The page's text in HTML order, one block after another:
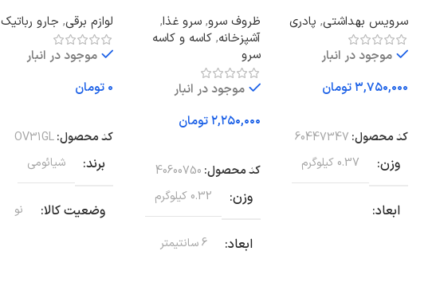
سرویس بهداشتی, پادری
موجود در انبار
تومان
کد محصول: 60447347
وزن 0.37 کیلوگرم
ابعاد
ظروف سرو, سرو غذا,
آشپزخانه, کاسه و کاسه
سرو
موجود در انبار
تومان
کد محصول: 40600750
وزن 0.32 کیلوگرم
ابعاد 6 سانتیمتر
لوازم برقی, جارو رباتیک
موجود در انبار
تومان
کد محصول:OV31GL
برند شیائومی
وضعیت کالا نو